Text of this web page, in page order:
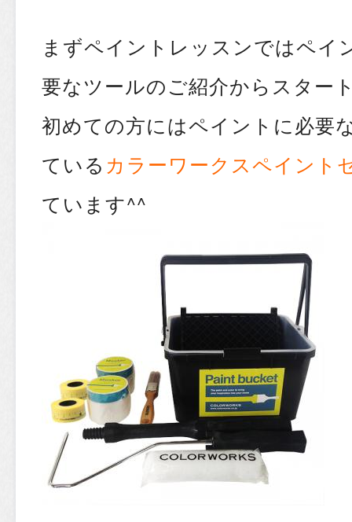
まずペイントレッスンではペイ
要なツールのご紹介からスター
初めての方にはペイントに必要
ている カラーワークスペイント
ています^^